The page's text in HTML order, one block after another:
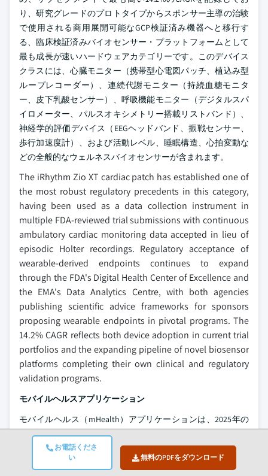
お電話くださ
い
無料のPDFをダウンロード
り、研究グレードのプロトタイプからスポンサー主導の治験
で使用される商用展開可能なGCP検証済み機器へと移行す
る、臨床検証済みバイオセンサー・プラットフォームとして
最も成長が速いハードウェアカテゴリーです。このデバイス
クラスには、心臓モニター（携帯型心電図パッチ、植込み型
ループレコーダー）、連続代謝モニター（持続血糖モニタ
ー、皮下乳酸センサー）、呼吸機能モニター（デジタルスパ
イロメーター、パルスオキシメトリー搭載リストバンド）、
神経学的評価デバイス（EEGヘッドバンド、振戦センサー、
歩行加速度計）、および活動レベル、睡眠構造、心拍変動な
どの全般的なウェルネスバイオセンサーが含まれます。
The iRhythm Zio XT cardiac patch has established one of
the most robust regulatory precedents in this category,
having been used as a data collection instrument in
multiple FDA-reviewed trial submissions with continuous
ambulatory cardiac monitoring data accepted in lieu of
episodic Holter recordings. Regulatory acceptance of
wearable-derived endpoints continues to expand
through the FDA's Digital Health Center of Excellence and
the EMA's Data Analytics Centre, with both agencies
publishing scientific advice frameworks for sponsors
proposing wearable endpoints in pivotal programs. The
14.2% CAGR reflects both device adoption in current trial
portfolios and the expanding pipeline of novel biosensor
platforms completing their own clinical and regulatory
validation programs.
モバイルヘルスアプリケーション
モバイルヘルス（mHealth）アプリケーションは、2025年の
DCT技術市場の12.1%を占め、14.1%のCAGRを記録しており、
スマートフォンやタブレットベースのアプリケーションを通
じて、被験者がePROの完了、服薬アドヒアランスの追跡、遠